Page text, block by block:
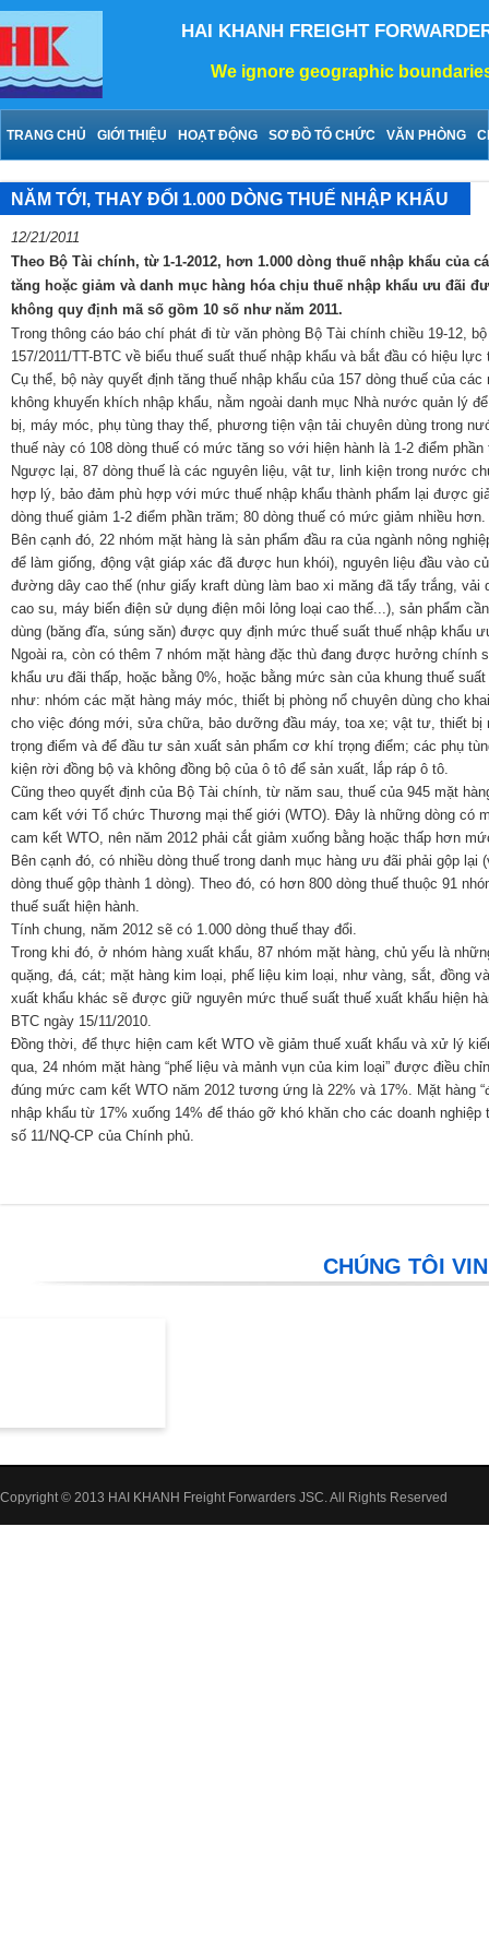
HAI KHANH FREIGHT
We ignore geographic
TRANG CHỦ GIỚI THIỆU HOẠT ĐỘNG SƠ ĐỒ TỔ CHỨC VĂN PHÒNG
NĂM TỚI, THAY ĐỔI 1.000 DÒNG THUẾ NHẬP KHẨU
12/21/2011
Theo Bộ Tài chính, từ 1-1-2012, hơn 1.000 dòng thuế nhập khẩu của
tăng hoặc giảm và danh mục hàng hóa chịu thuế nhập khẩu ưu đãi
không quy định mã số gồm 10 số như năm 2011.
Trong thông cáo báo chí phát đi từ văn phòng Bộ Tài chính chiều 19-12,
157/2011/TT-BTC về biểu thuế suất thuế nhập khẩu và bắt đầu có hiệu
Cụ thể, bộ này quyết định tăng thuế nhập khẩu của 157 dòng thuế của
không khuyến khích nhập khẩu, nằm ngoài danh mục Nhà nước quản lý
bị, máy móc, phụ tùng thay thế, phương tiện vận tải chuyên dùng trong
thuế này có 108 dòng thuế có mức tăng so với hiện hành là 1-2 điểm phần
Ngược lại, 87 dòng thuế là các nguyên liệu, vật tư, linh kiện trong nước
hợp lý, bảo đảm phù hợp với mức thuế nhập khẩu thành phẩm lại được
dòng thuế giảm 1-2 điểm phần trăm; 80 dòng thuế có mức giảm nhiều hơn.
Bên cạnh đó, 22 nhóm mặt hàng là sản phẩm đầu ra của ngành nông
để làm giống, động vật giáp xác đã được hun khói), nguyên liệu đầu vào
đường dây cao thế (như giấy kraft dùng làm bao xi măng đã tẩy trắng,
cao su, máy biến điện sử dụng điện môi lỏng loại cao thế...), sản phẩm
dùng (băng đĩa, súng săn) được quy định mức thuế suất thuế nhập khẩu
Ngoài ra, còn có thêm 7 nhóm mặt hàng đặc thù đang được hưởng chính
khẩu ưu đãi thấp, hoặc bằng 0%, hoặc bằng mức sàn của khung thuế
như: nhóm các mặt hàng máy móc, thiết bị phòng nổ chuyên dùng cho
cho việc đóng mới, sửa chữa, bảo dưỡng đầu máy, toa xe; vật tư, thiết bị
trọng điểm và để đầu tư sản xuất sản phẩm cơ khí trọng điểm; các phụ
kiện rời đồng bộ và không đồng bộ của ô tô để sản xuất, lắp ráp ô tô.
Cũng theo quyết định của Bộ Tài chính, từ năm sau, thuế của 945 mặt
cam kết với Tổ chức Thương mại thế giới (WTO). Đây là những dòng có
cam kết WTO, nên năm 2012 phải cắt giảm xuống bằng hoặc thấp hơn
Bên cạnh đó, có nhiều dòng thuế trong danh mục hàng ưu đãi phải gộp lại
dòng thuế gộp thành 1 dòng). Theo đó, có hơn 800 dòng thuế thuộc 91
thuế suất hiện hành.
Tính chung, năm 2012 sẽ có 1.000 dòng thuế thay đổi.
Trong khi đó, ở nhóm hàng xuất khẩu, 87 nhóm mặt hàng, chủ yếu là
quặng, đá, cát; mặt hàng kim loại, phế liệu kim loại, như vàng, sắt, đồng
xuất khẩu khác sẽ được giữ nguyên mức thuế suất thuế xuất khẩu hiện
BTC ngày 15/11/2010.
Đồng thời, để thực hiện cam kết WTO về giảm thuế xuất khẩu và xử lý
qua, 24 nhóm mặt hàng “phế liệu và mảnh vụn của kim loại” được điều
đúng mức cam kết WTO năm 2012 tương ứng là 22% và 17%. Mặt hàng
nhập khẩu từ 17% xuống 14% để tháo gỡ khó khăn cho các doanh nghiệp
số 11/NQ-CP của Chính phủ.
CHÚNG TÔI
Copyright © 2013 HAI KHANH Freight Forwarders JSC. All Rights Reserved